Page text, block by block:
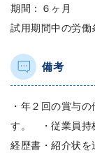
期間：６ヶ月
試用期間中の労
備考
・年２回の賞与
す。 ・従業員持
経歴書・紹介状